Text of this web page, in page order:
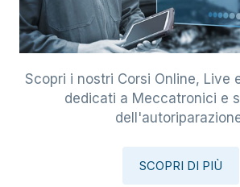
Scopri i nostri Corsi Online, Live
dedicati a Meccatronici e
SCOPRI DI PIÙ